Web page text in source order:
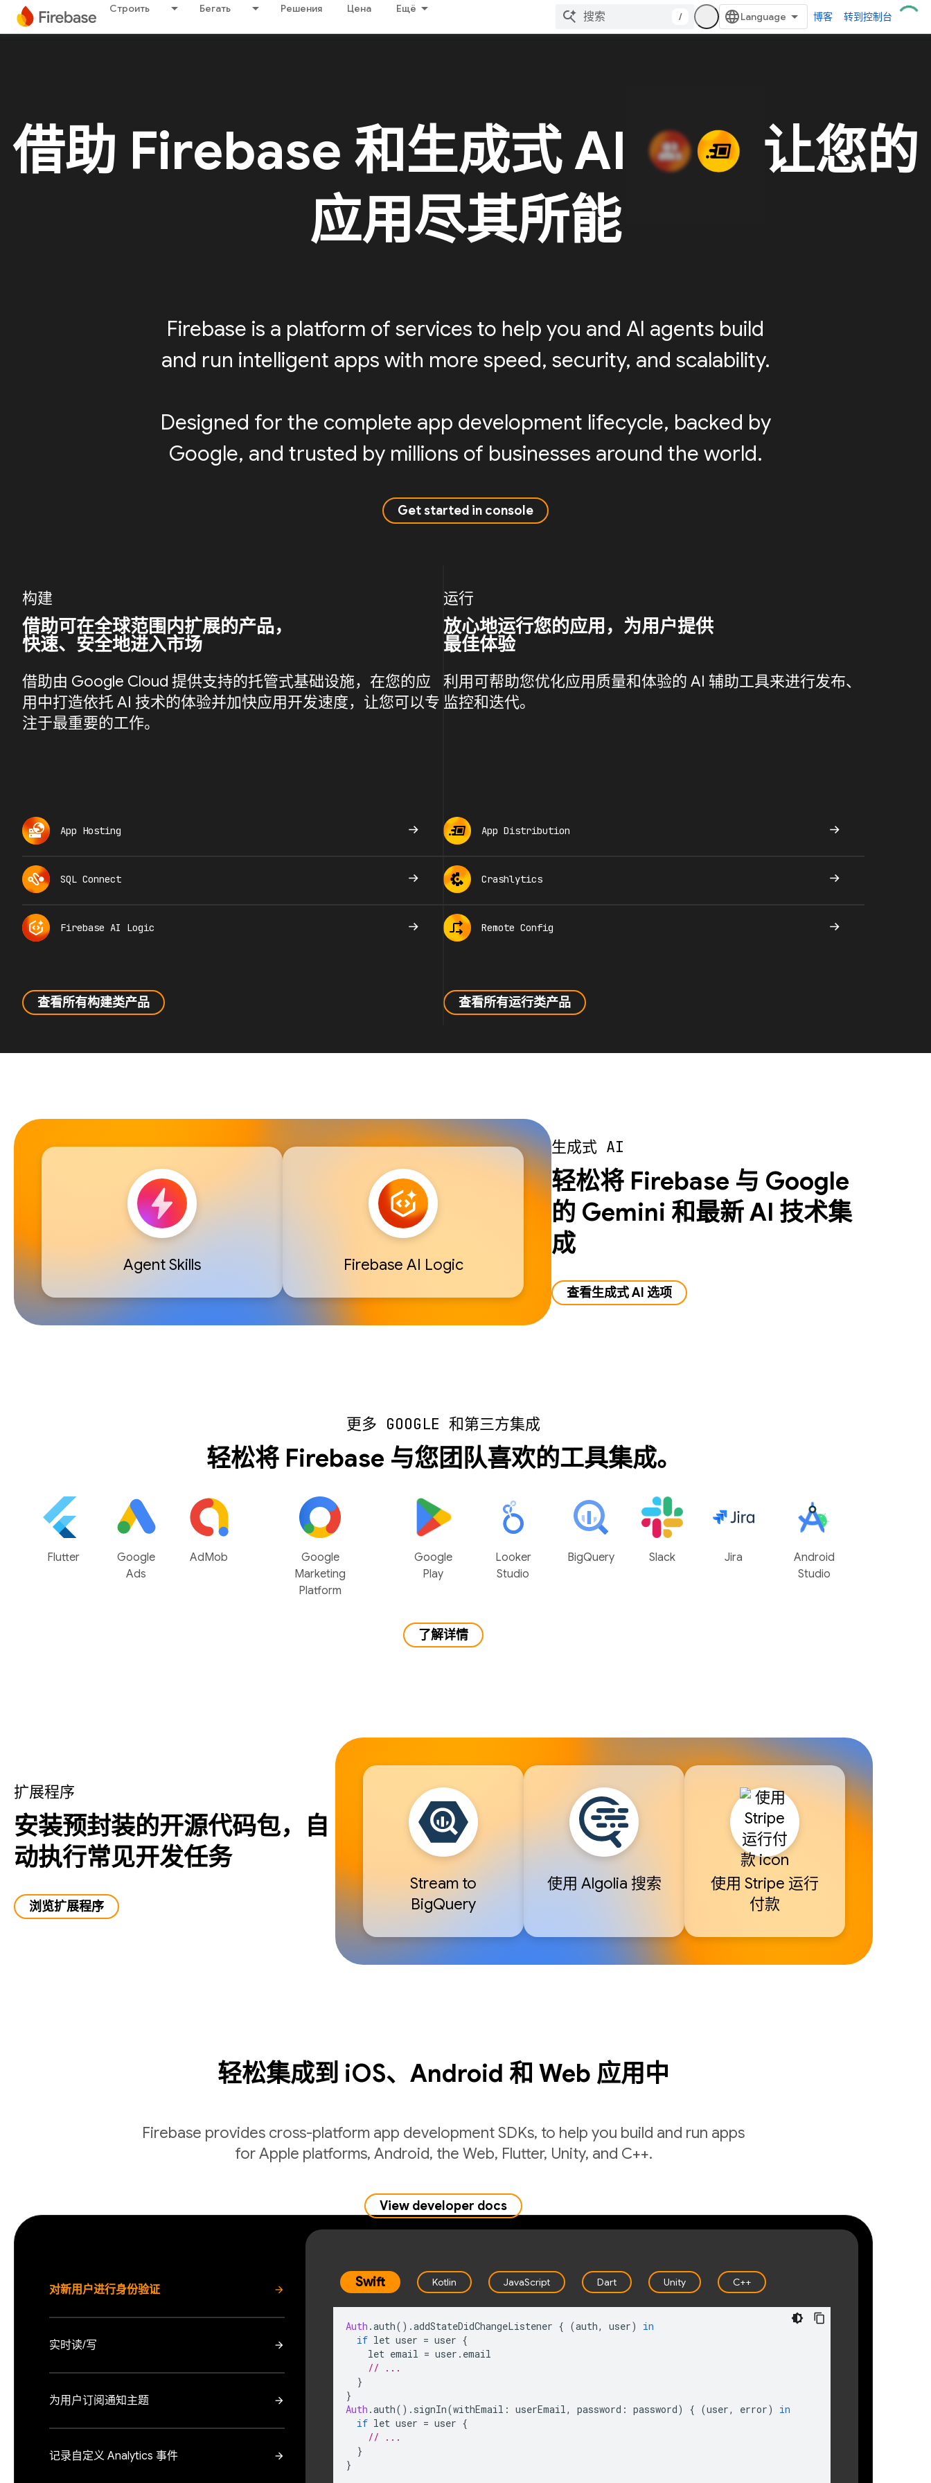
Строить Бегать Решения Цена Ещё
/ 博客 转到控制台
借助 Firebase 和生成式 AI
让您的
应用尽其所能
Firebase is a platform of services to help you and AI agents build
and run intelligent apps with more speed, security, and scalability.
Designed for the complete app development lifecycle, backed by
Google, and trusted by millions of businesses around the world.
Get started in console
构建
借助可在全球范围内扩展的产品，
快速、安全地进入市场
借助由 Google Cloud 提供支持的托管式基础设施，在您的应
用中打造依托 AI 技术的体验并加快应用开发速度，让您可以专
注于最重要的工作。
App Hosting
SQL Connect
Firebase AI Logic
查看所有构建类产品
运行
放心地运行您的应用，为用户提供
最佳体验
利用可帮助您优化应用质量和体验的 AI 辅助工具来进行发布、
监控和迭代。
App Distribution
Crashlytics
Remote Config
查看所有运行类产品
Agent Skills Firebase AI Logic
生成式 AI
轻松将 Firebase 与 Google
的 Gemini 和最新 AI 技术集
成
查看生成式 AI 选项
更多 GOOGLE 和第三方集成
轻松将 Firebase 与您团队喜欢的工具集成。
Flutter
Google
Ads
AdMob
Google
Marketing
Platform
Google
Play
Looker
Studio
BigQuery Slack Jira
Android
Studio
了解详情
扩展程序
安装预封装的开源代码包，自
动执行常见开发任务
浏览扩展程序
Stream to
BigQuery
使用 Algolia 搜索
使用 Stripe 运行
付款
轻松集成到 iOS、Android 和 Web 应用中
Firebase provides cross-platform app development SDKs, to help you build and run apps
for Apple platforms, Android, the Web, Flutter, Unity, and C++.
View developer docs